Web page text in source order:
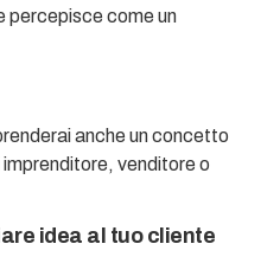
percepisce come un
anche un concetto
venditore o
idea al tuo cliente